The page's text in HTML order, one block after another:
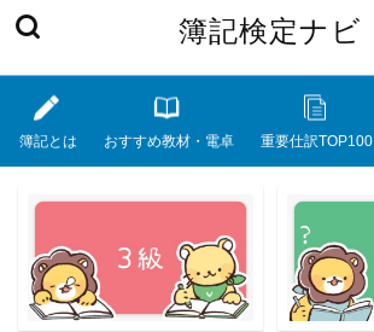
簿記検定ナビ
簿記とは おすすめ教材・電卓 重要仕訳TOP100